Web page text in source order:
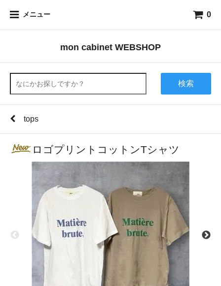
メニュー 0
mon cabinet WEBSHOP
検索
tops
ロゴプリントコットンTシャツ